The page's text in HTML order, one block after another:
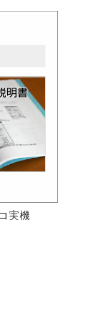
コ実機